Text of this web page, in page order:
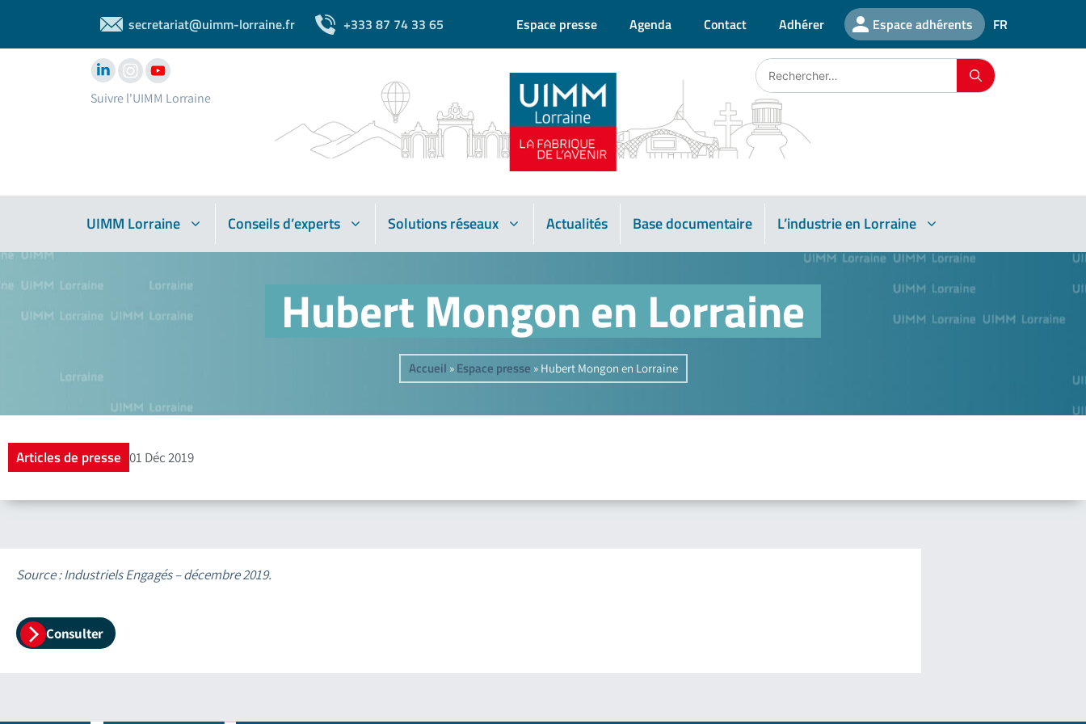
secretariat@uimm-lorraine.fr +333 87 74 33 65 Espace presse Agenda Contact Adhérer Espace adhérents FR
Suivre l'UIMM Lorraine
UIMM Lorraine Conseils d’experts Solutions réseaux Actualités Base documentaire L’industrie en Lorraine
Hubert Mongon en Lorraine
Accueil » Espace presse » Hubert Mongon en Lorraine
Articles de presse 01 Déc 2019
Source : Industriels Engagés – décembre 2019.
Consulter